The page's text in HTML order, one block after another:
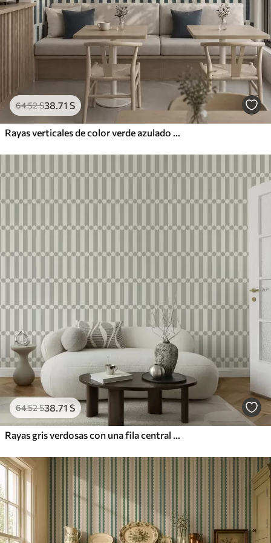
64.52S38.71 S
Rayas verticales de color verde azulado oscuro sobre fondo claro
64.52S38.71 S
Rayas gris verdosas con una fila central de círculos